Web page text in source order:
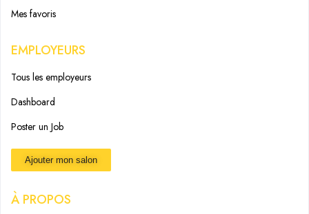
Mes favoris
EMPLOYEURS
Tous les employeurs
Dashboard
Poster un Job
Ajouter mon salon
À PROPOS